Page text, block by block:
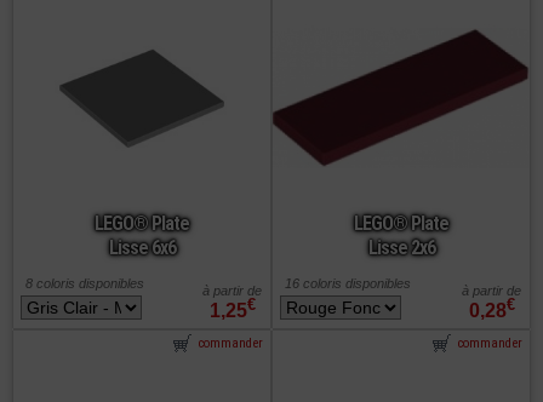
LEGO® Plate
Lisse 6x6
1,25€
à partir de
8 coloris disponibles
LEGO® Plate
Lisse 2x6
0,28€
à partir de
16 coloris disponibles
commander commander